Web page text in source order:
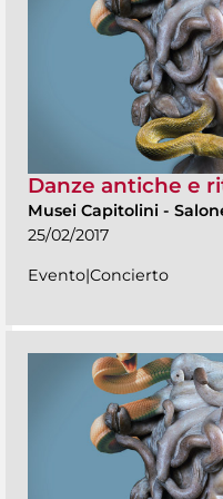
Danze antiche e
Musei Capitolini -
25/02/2017
Evento|Concierto